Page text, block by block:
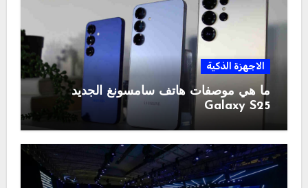
الاجهزة الذكية
ما هي موصفات هاتف سامسونغ الجديد
Galaxy S25